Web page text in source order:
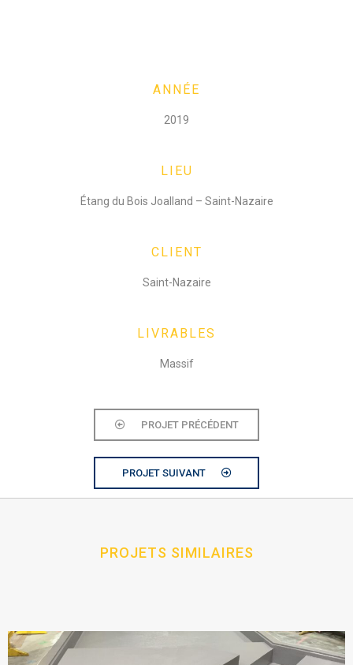
ANNÉE
2019
LIEU
Étang du Bois Joalland – Saint-Nazaire
CLIENT
Saint-Nazaire
LIVRABLES
Massif
PROJET PRÉCÉDENT
PROJET SUIVANT
PROJETS SIMILAIRES​